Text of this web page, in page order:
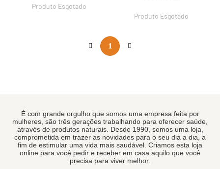
Produto Esgotado
Produto Esgotado
1
É com grande orgulho que somos uma empresa feita por
mulheres, são três gerações trabalhando para oferecer saúde,
através de produtos naturais. Desde 1990, somos uma loja,
comprometida em trazer as novidades para o seu dia a dia, a
fim de estimular uma vida mais saudável. Criamos esta loja
online para você pedir e receber em casa aquilo que você
precisa para viver melhor.